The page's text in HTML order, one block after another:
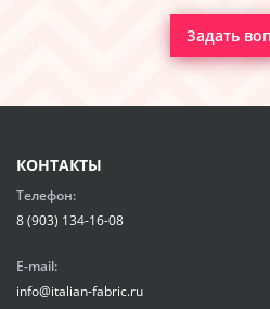
Задать
КОНТАКТЫ
Телефон:
8 (903) 134-16-08
E-mail:
info@italian-fabric.ru